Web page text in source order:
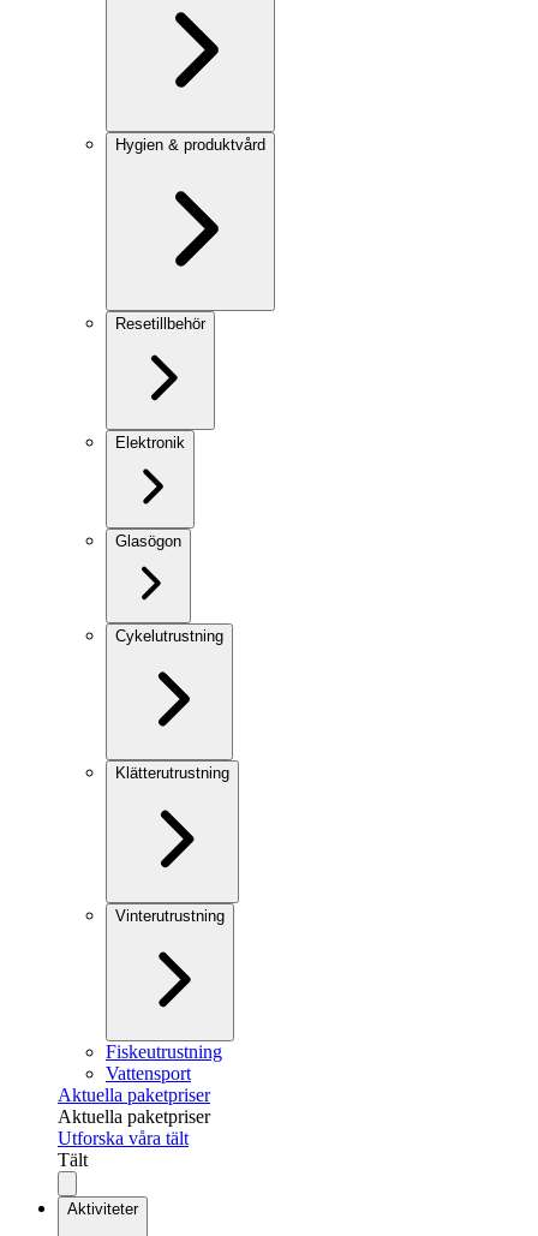
Hygien & produktvård
Resetillbehör
Elektronik
Glasögon
Cykelutrustning
Klätterutrustning
Vinterutrustning
Fiskeutrustning
Vattensport
Aktuella paketpriser
Aktuella paketpriser
Utforska våra tält
Tält
Aktiviteter